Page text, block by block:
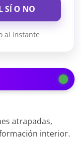
SÍ O NO
al instante
atrapadas,
interior.